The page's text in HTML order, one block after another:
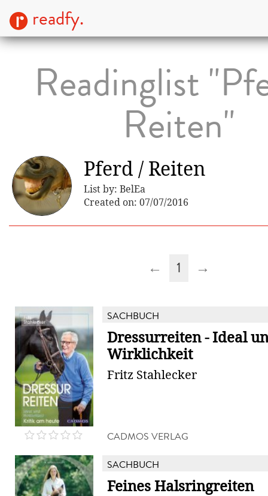
readfy.
Readinglist
Reiten"
Pferd / Reiten
List by: BelEa
Created on: 07/07/2016
← 1 →
SACHBUCH
Dressurreiten - Ideal
Wirklichkeit
Fritz Stahlecker
CADMOS VERLAG
SACHBUCH
Feines Halsringreiten